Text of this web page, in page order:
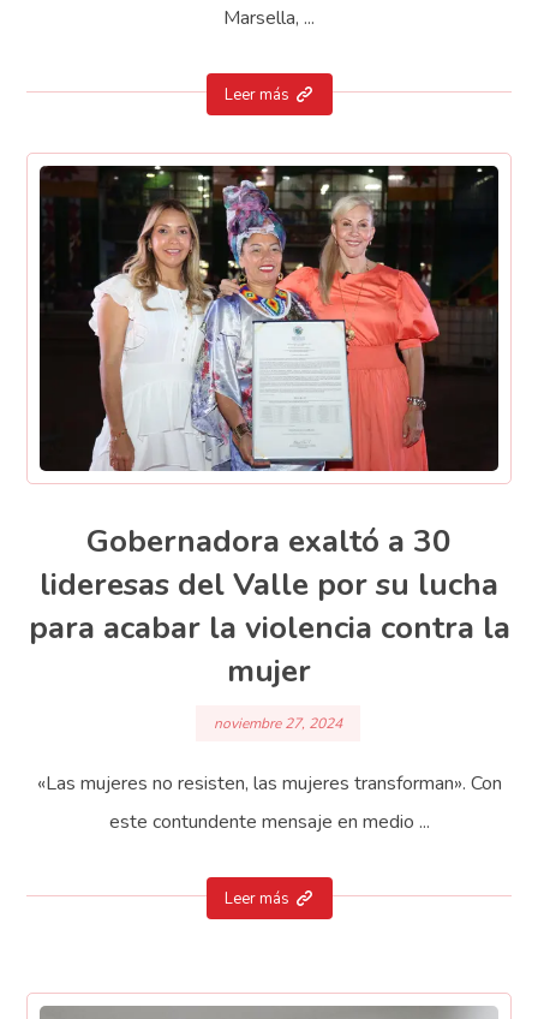
Marsella, ...
Leer más
Gobernadora exaltó a 30
lideresas del Valle por su lucha
para acabar la violencia contra la
mujer
noviembre 27, 2024
«Las mujeres no resisten, las mujeres transforman». Con
este contundente mensaje en medio ...
Leer más